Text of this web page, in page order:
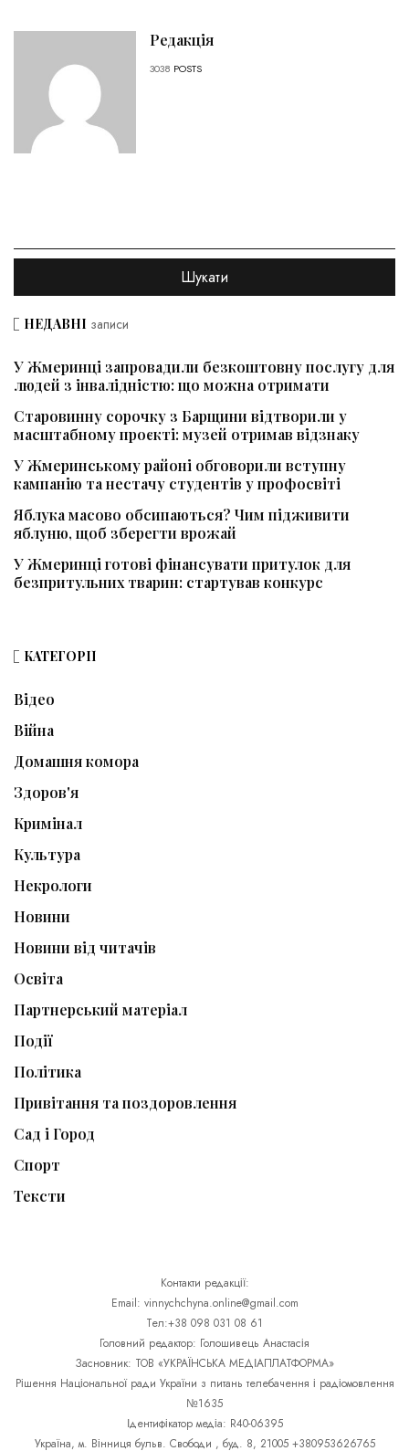
Редакція
3038 POSTS
НЕДАВНІ записи
У Жмеринці запровадили безкоштовну послугу для
людей з інвалідністю: що можна отримати
Старовинну сорочку з Барщини відтворили у
масштабному проєкті: музей отримав відзнаку
У Жмеринському районі обговорили вступну
кампанію та нестачу студентів у профосвіті
Яблука масово обсипаються? Чим підживити
яблуню, щоб зберегти врожай
У Жмеринці готові фінансувати притулок для
безпритульних тварин: стартував конкурс
КАТЕГОРІЇ
Відео
Війна
Домашня комора
Здоров'я
Кримінал
Культура
Некрологи
Новини
Новини від читачів
Освіта
Партнерський матеріал
Події
Політика
Привітання та поздоровлення
Сад і Город
Спорт
Тексти
Контакти редакції:
Email: vinnychchyna.online@gmail.com
Тел:+38 098 031 08 61
Головний редактор: Голошивець Анастасія
Засновник: ТОВ «УКРАЇНСЬКА МЕДІАПЛАТФОРМА»
Рішення Національної ради України з питань телебачення і радіомовлення
№1635
Ідентифікатор медіа: R40-06395
Україна, м. Вінниця бульв. Свободи , буд. 8, 21005 +380953626765